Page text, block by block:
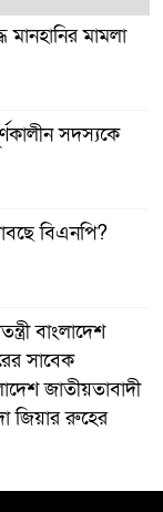
মামলা
সদস্যকে
বিএনপি?
বাংলাদেশ
সাবেক
জাতীয়তাবাদী
জিয়ার রুহের